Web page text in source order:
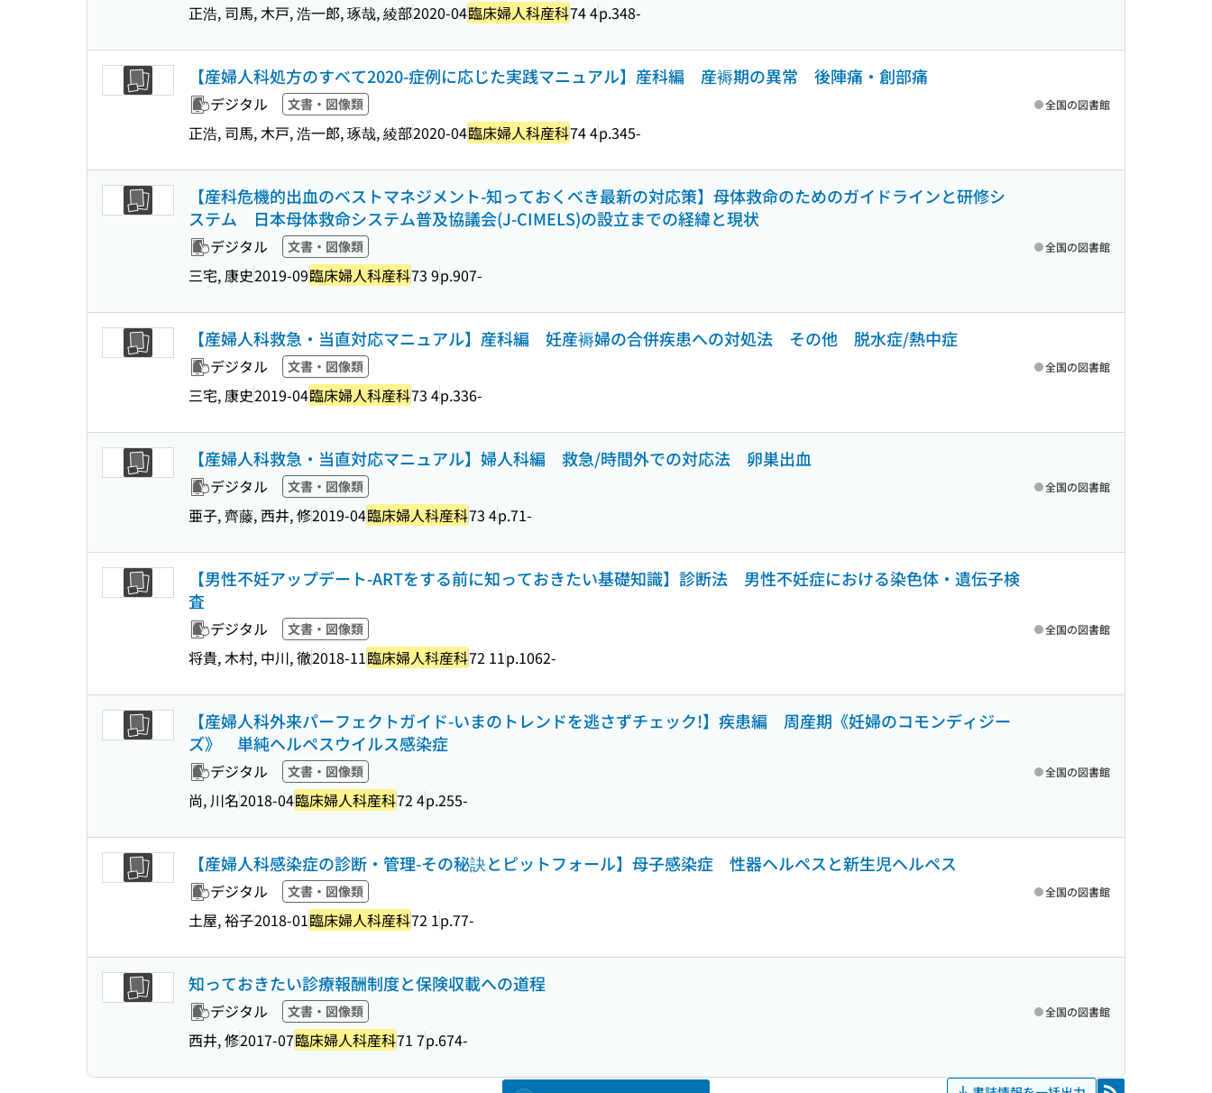
正浩, 司馬, 木戸, 浩一郎, 琢哉, 綾部2020-04臨床婦人科産科74 4p.348-
【産婦人科処方のすべて2020-症例に応じた実践マニュアル】産科編 産褥期の異常 後陣痛・創部痛
デジタル 文書・図像類
正浩, 司馬, 木戸, 浩一郎, 琢哉, 綾部2020-04臨床婦人科産科74 4p.345-
全国の図書館
【産科危機的出血のベストマネジメント-知っておくべき最新の対応策】母体救命のためのガイドラインと研修シ
ステム 日本母体救命システム普及協議会(J-CIMELS)の設立までの経緯と現状
デジタル 文書・図像類
三宅, 康史2019-09臨床婦人科産科73 9p.907-
全国の図書館
【産婦人科救急・当直対応マニュアル】産科編 妊産褥婦の合併疾患への対処法 その他 脱水症/熱中症
デジタル 文書・図像類
三宅, 康史2019-04臨床婦人科産科73 4p.336-
全国の図書館
【産婦人科救急・当直対応マニュアル】婦人科編 救急/時間外での対応法 卵巣出血
デジタル 文書・図像類
亜子, 齊藤, 西井, 修2019-04臨床婦人科産科73 4p.71-
全国の図書館
【男性不妊アップデート-ARTをする前に知っておきたい基礎知識】診断法 男性不妊症における染色体・遺伝子検
査
デジタル 文書・図像類
将貴, 木村, 中川, 徹2018-11臨床婦人科産科72 11p.1062-
全国の図書館
【産婦人科外来パーフェクトガイド-いまのトレンドを逃さずチェック!】疾患編 周産期《妊婦のコモンディジー
ズ》 単純ヘルペスウイルス感染症
デジタル 文書・図像類
尚, 川名2018-04臨床婦人科産科72 4p.255-
全国の図書館
【産婦人科感染症の診断・管理-その秘訣とピットフォール】母子感染症 性器ヘルペスと新生児ヘルペス
デジタル 文書・図像類
土屋, 裕子2018-01臨床婦人科産科72 1p.77-
全国の図書館
知っておきたい診療報酬制度と保険収載への道程
デジタル 文書・図像類
西井, 修2017-07臨床婦人科産科71 7p.674-
全国の図書館